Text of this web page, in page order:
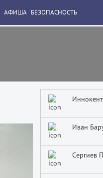
АФИША БЕЗОПАСНОСТЬ
Иван
Сергиев